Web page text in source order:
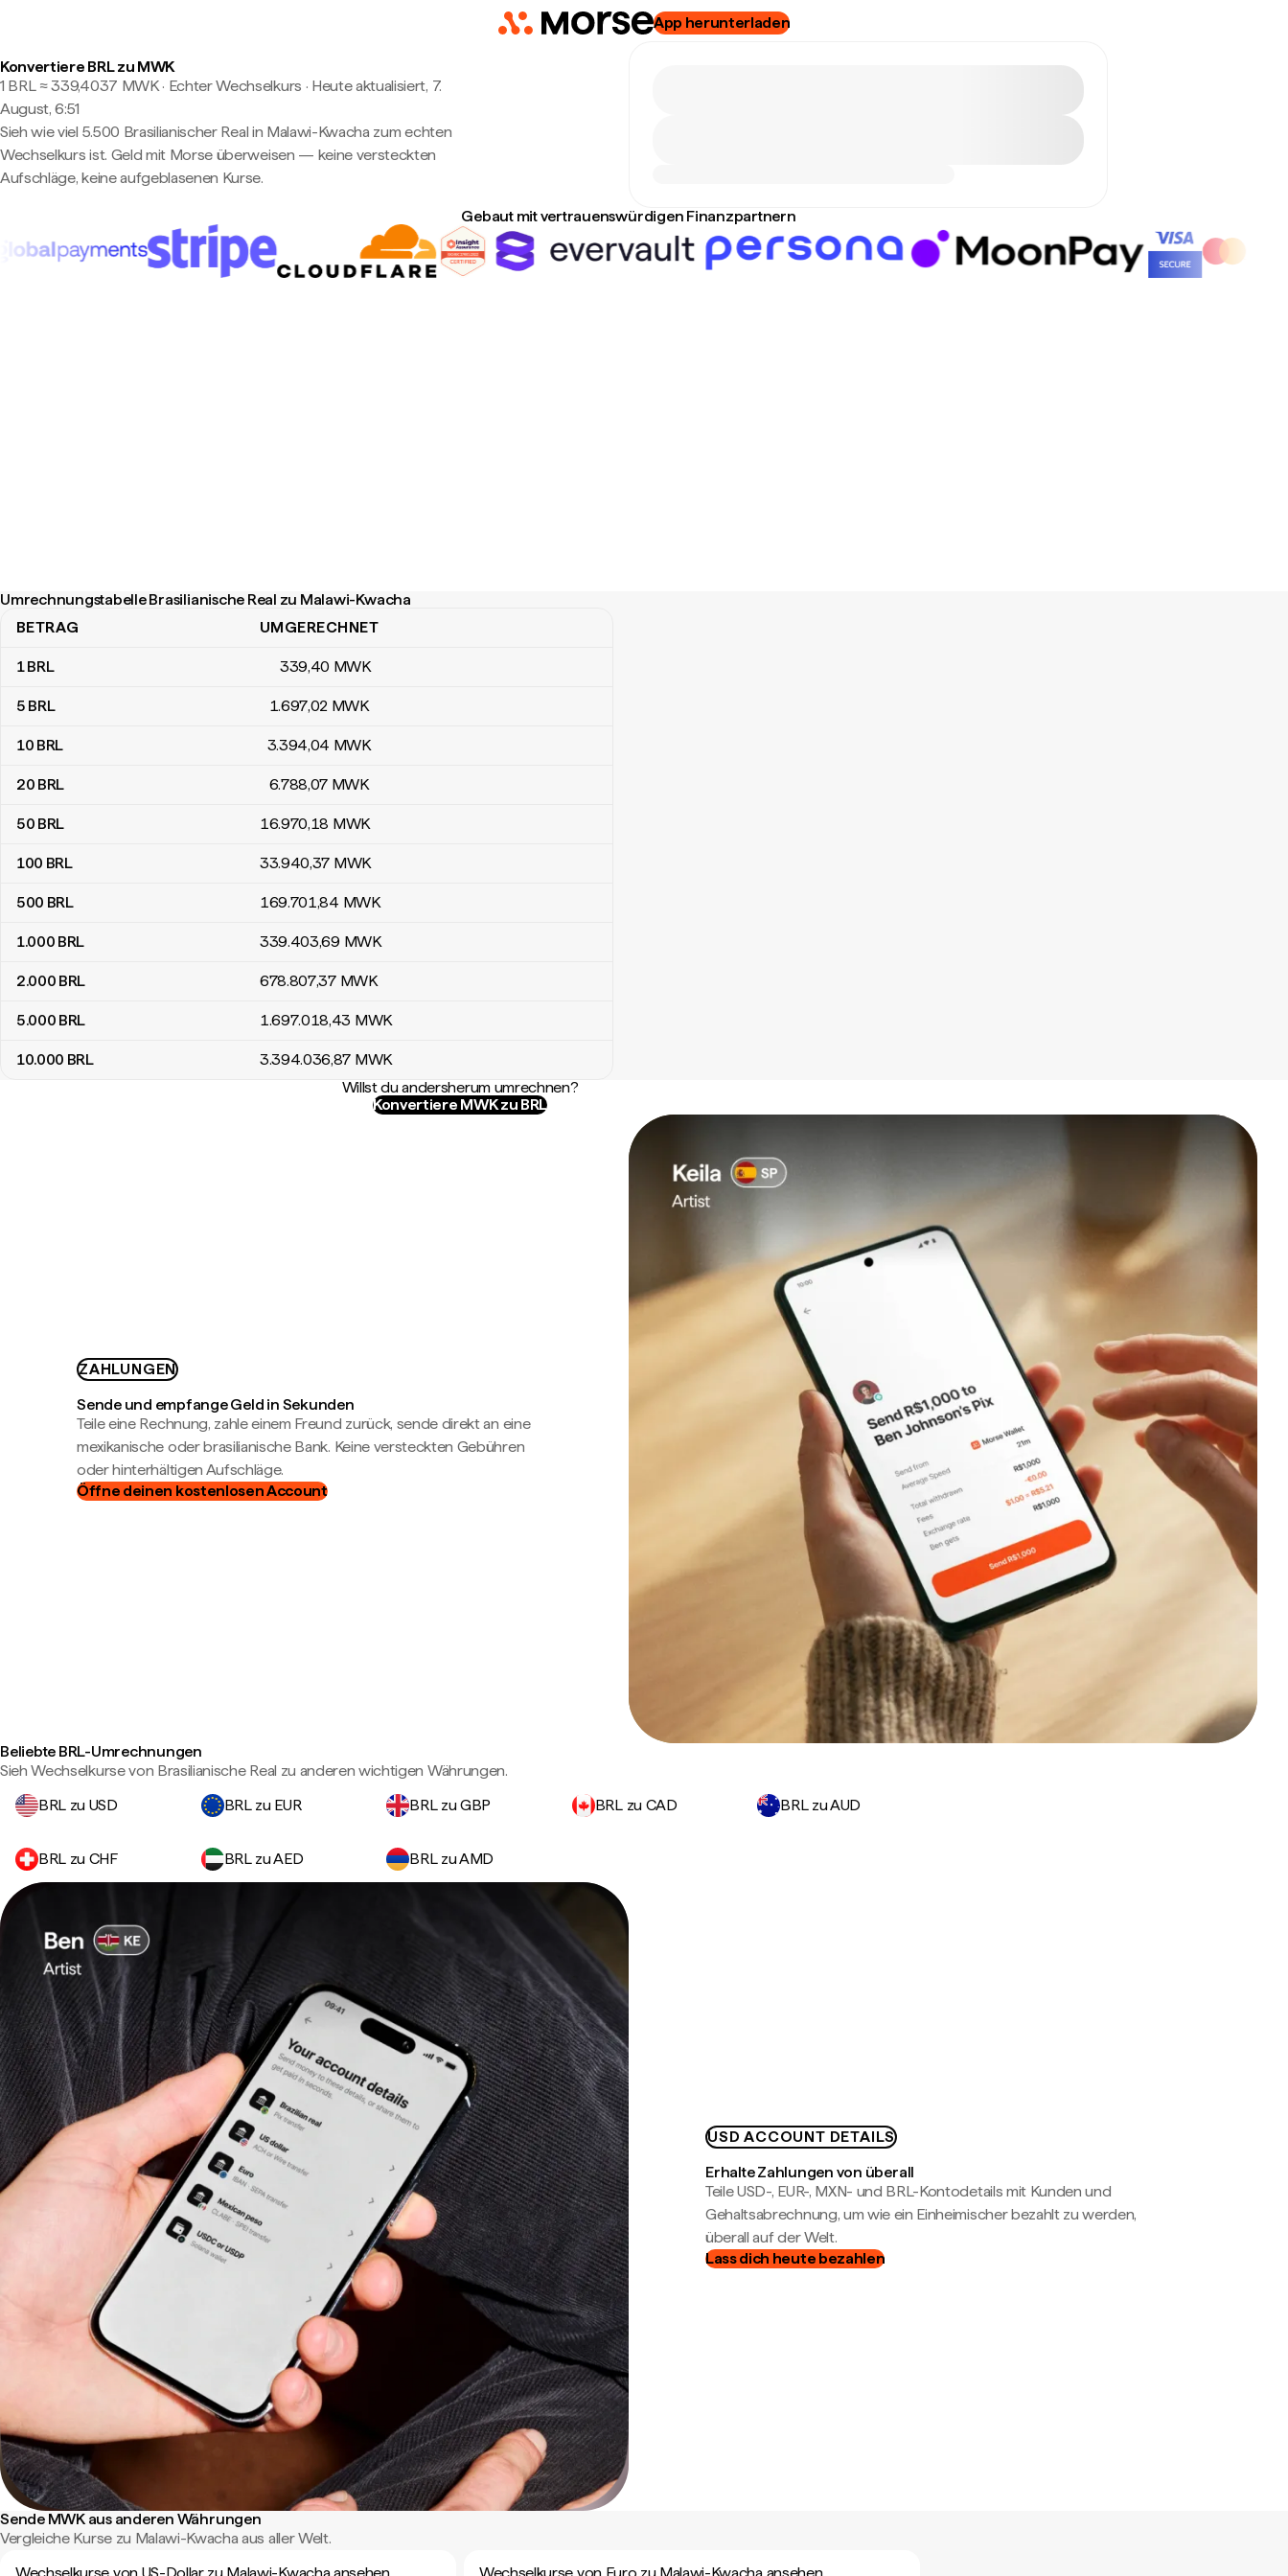
App herunterladen
Konvertiere BRL zu MWK
1 BRL ≈ 339,4037 MWK · Echter Wechselkurs · Heute aktualisiert, 7.
August, 6:51
Sieh wie viel 5.500 Brasilianischer Real in Malawi-Kwacha zum echten
Wechselkurs ist. Geld mit Morse überweisen — keine versteckten
Aufschläge, keine aufgeblasenen Kurse.
Gebaut mit vertrauenswürdigen Finanzpartnern
Umrechnungstabelle Brasilianische Real zu Malawi-Kwacha
Umrechnungstabelle Brasilianische Real zu Malawi-Kwacha
BETRAG UMGERECHNET
1BRL 339,40 MWK
5 BRL 1.697,02 MWK
10 BRL 3.394,04 MWK
20 BRL 6.788,07 MWK
50 BRL 16.970,18 MWK
100 BRL 33.940,37 MWK
500 BRL 169.701,84 MWK
1.000 BRL 339.403,69 MWK
2.000 BRL 678.807,37 MWK
5.000 BRL 1.697.018,43 MWK
10.000 BRL 3.394.036,87 MWK
Willst du andersherum umrechnen?
Konvertiere MWK zu BRL
ZAHLUNGEN
Sende und empfange Geld in Sekunden
Teile eine Rechnung, zahle einem Freund zurück, sende direkt an eine
mexikanische oder brasilianische Bank. Keine versteckten Gebühren
oder hinterhältigen Aufschläge.
Öffne deinen kostenlosen Account
Beliebte BRL-Umrechnungen
Sieh Wechselkurse von Brasilianische Real zu anderen wichtigen Währungen.
BRL zu USD
BRL zu EUR BRL zu GBP BRL zu CAD BRL zu AUD
BRL zu CHF BRL zu AED BRL zu AMD
USD ACCOUNT DETAILS
Erhalte Zahlungen von überall
Teile USD-, EUR-, MXN- und BRL-Kontodetails mit Kunden und
Gehaltsabrechnung, um wie ein Einheimischer bezahlt zu werden,
überall auf der Welt.
Lass dich heute bezahlen
Sende MWK aus anderen Währungen
Vergleiche Kurse zu Malawi-Kwacha aus aller Welt.